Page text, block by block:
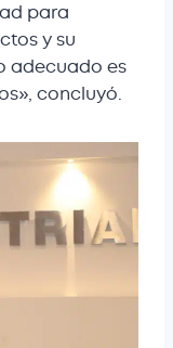
para
y su
adecuado es
concluyó.